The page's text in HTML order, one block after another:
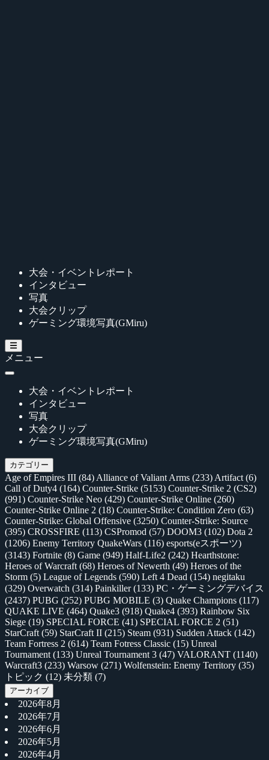
大会・イベントレポート
インタビュー
写真
大会クリップ
ゲーミング環境写真(GMiru)
メニュー
大会・イベントレポート
インタビュー
写真
大会クリップ
ゲーミング環境写真(GMiru)
カテゴリー
Age of Empires III (84) Alliance of Valiant Arms (233) Artifact (6)
Call of Duty4 (164) Counter-Strike (5153) Counter-Strike 2 (CS2)
(991) Counter-Strike Neo (429) Counter-Strike Online (260)
Counter-Strike Online 2 (18) Counter-Strike: Condition Zero (63)
Counter-Strike: Global Offensive (3250) Counter-Strike: Source
(395) CROSSFIRE (113) CSPromod (57) DOOM3 (102) Dota 2
(1206) Enemy Territory QuakeWars (116) esports(eスポーツ)
(3143) Fortnite (8) Game (949) Half-Life2 (242) Hearthstone:
Heroes of Warcraft (68) Heroes of Newerth (49) Heroes of the
Storm (5) League of Legends (590) Left 4 Dead (154) negitaku
(329) Overwatch (314) Painkiller(133) PC・ゲーミングデバイス
(2437) PUBG (252) PUBG MOBILE (3) Quake Champions (117)
QUAKE LIVE (464) Quake3 (918) Quake4 (393) Rainbow Six
Siege (19) SPECIAL FORCE (41) SPECIAL FORCE 2 (51)
StarCraft (59) StarCraft II (215) Steam (931) Sudden Attack (142)
Team Fortress 2 (614) Team Fotress Classic (15) Unreal
Tournament (133) Unreal Tournament 3 (47) VALORANT (1140)
Warcraft3 (233) Warsow (271) Wolfenstein: Enemy Territory (35)
トピック (12) 未分類 (7)
アーカイブ
2026年8月
2026年7月
2026年6月
2026年5月
2026年4月